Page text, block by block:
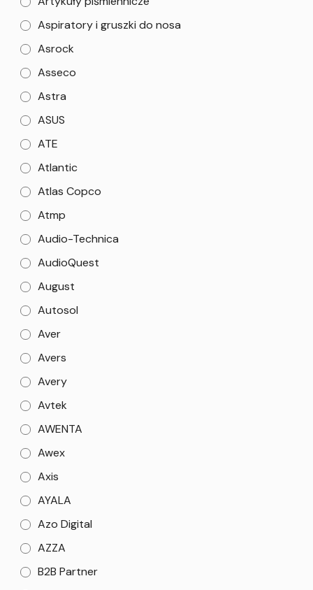
Aspiratory i gruszki do nosa
Asrock
Asseco
Astra
ASUS
ATE
Atlantic
Atlas Copco
Atmp
Audio-Technica
AudioQuest
August
Autosol
Aver
Avers
Avery
Avtek
AWENTA
Awex
Axis
AYALA
Azo Digital
AZZA
B2B Partner